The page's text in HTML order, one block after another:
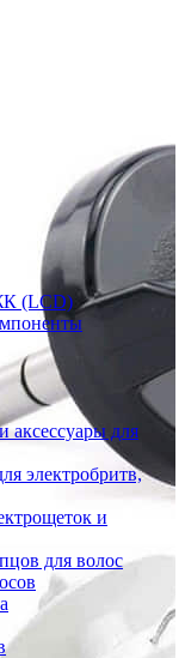
(LCD)
аксессуары для
электробритв,
и
для волос